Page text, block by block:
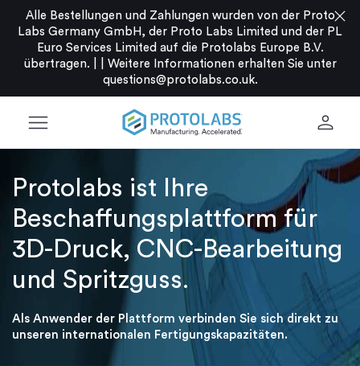
Alle Bestellungen und Zahlungen wurden von der Proto
Labs Germany GmbH, der Proto Labs Limited und der PL
Euro Services Limited auf die Protolabs Europe B.V.
übertragen. |
Weitere Informationen erhalten Sie unter
questions@protolabs.co.uk.
close
menu person
Protolabs ist Ihre
Beschaffungsplattform für
3D-Druck, CNC-Bearbeitung
und Spritzguss.
Als Anwender der Plattform verbinden Sie sich direkt zu
unseren internationalen Fertigungskapazitäten.